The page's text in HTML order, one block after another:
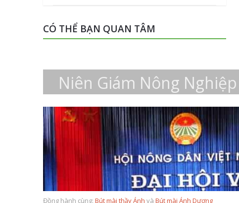
CÓ THỂ BẠN QUAN TÂM
Niên Giám Nông Nghiệp
Đồng hành cùng: Bút mài thầy Ánh và Bút mài Ánh Dương